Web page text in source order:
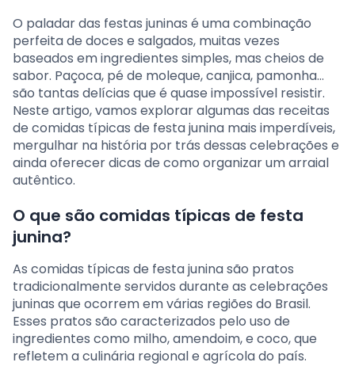
O paladar das festas juninas é uma combinação
perfeita de doces e salgados, muitas vezes
baseados em ingredientes simples, mas cheios de
sabor. Paçoca, pé de moleque, canjica, pamonha…
são tantas delícias que é quase impossível resistir.
Neste artigo, vamos explorar algumas das receitas
de comidas típicas de festa junina mais imperdíveis,
mergulhar na história por trás dessas celebrações e
ainda oferecer dicas de como organizar um arraial
autêntico.
O que são comidas típicas de festa
junina?
As comidas típicas de festa junina são pratos
tradicionalmente servidos durante as celebrações
juninas que ocorrem em várias regiões do Brasil.
Esses pratos são caracterizados pelo uso de
ingredientes como milho, amendoim, e coco, que
refletem a culinária regional e agrícola do país.